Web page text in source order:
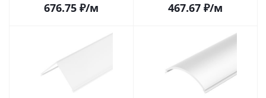
676.75 ₽/м 467.67 ₽/м